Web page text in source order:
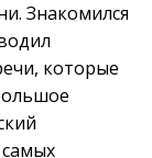
Знакомился
которые